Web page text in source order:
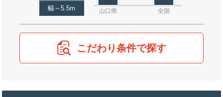
幅～5.5m 山口県 全国
こだわり条件で探す